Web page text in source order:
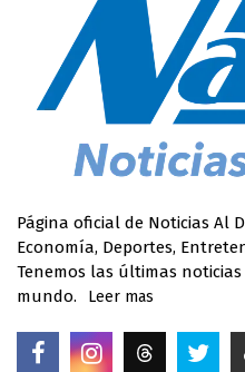
Página oficial de Noticias Al
Economía, Deportes,
Tenemos las últimas
mundo.
Leer mas